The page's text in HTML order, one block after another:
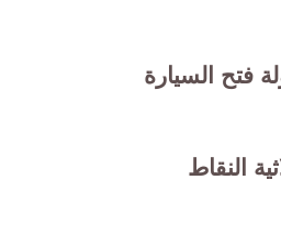
فتح السيارة
النقاط